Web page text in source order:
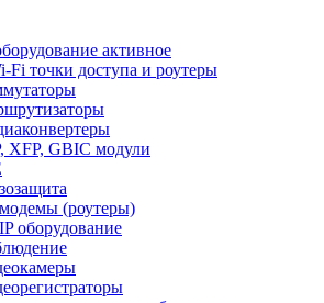
активное
Fi точки доступа и роутеры
XFP, GBIC модули
(роутеры)
оборудование